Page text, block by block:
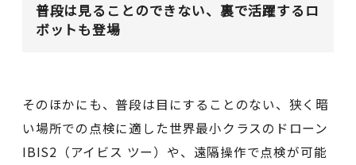
普段は見ることのできない、裏で活躍するロ
ボットも登場
そのほかにも、普段は目にすることのない、狭く暗
い場所での点検に適した世界最小クラスのドローン
IBIS2（アイビス ツー）や、遠隔操作で点検が可能